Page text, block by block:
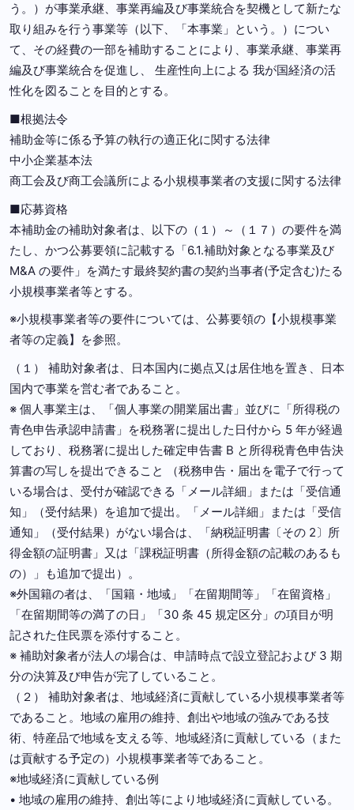
う。）が事業承継、事業再編及び事業統合を契機として新たな
取り組みを行う事業等（以下、「本事業」という。）につい
て、その経費の一部を補助することにより、事業承継、事業再
編及び事業統合を促進し、 生産性向上による 我が国経済の活
性化を図ることを目的とする。
■根拠法令
補助金等に係る予算の執行の適正化に関する法律
中小企業基本法
商工会及び商工会議所による小規模事業者の支援に関する法律
■応募資格
本補助金の補助対象者は、以下の（１）～（１７）の要件を満
たし、かつ公募要領に記載する「6.1.補助対象となる事業及び
M&A の要件」を満たす最終契約書の契約当事者(予定含む)たる
小規模事業者等とする。
※小規模事業者等の要件については、公募要領の【小規模事業
者等の定義】を参照。
（１） 補助対象者は、日本国内に拠点又は居住地を置き、日本
国内で事業を営む者であること。
※ 個人事業主は、「個人事業の開業届出書」並びに「所得税の
青色申告承認申請書」を税務署に提出した日付から 5 年が経過
しており、税務署に提出した確定申告書 B と所得税青色申告決
算書の写しを提出できること （税務申告・届出を電子で行って
いる場合は、受付が確認できる「メール詳細」または「受信通
知」（受付結果）を追加で提出。「メール詳細」または「受信
通知」（受付結果）がない場合は、「納税証明書〔その 2〕所
得金額の証明書」又は「課税証明書（所得金額の記載のあるも
の）」も追加で提出）。
※外国籍の者は、「国籍・地域」「在留期間等」「在留資格」
「在留期間等の満了の日」「30 条 45 規定区分」の項目が明
記された住民票を添付すること。
※ 補助対象者が法人の場合は、申請時点で設立登記および 3 期
分の決算及び申告が完了していること。
（２） 補助対象者は、地域経済に貢献している小規模事業者等
であること。地域の雇用の維持、創出や地域の強みである技
術、特産品で地域を支える等、地域経済に貢献している（また
は貢献する予定の）小規模事業者等であること。
※地域経済に貢献している例
• 地域の雇用の維持、創出等により地域経済に貢献している。